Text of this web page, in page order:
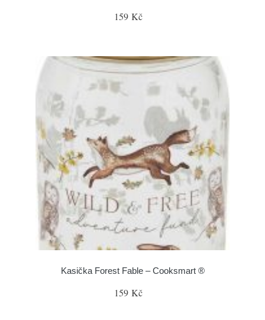
159 Kč
Kasička Forest Fable – Cooksmart ®
159 Kč